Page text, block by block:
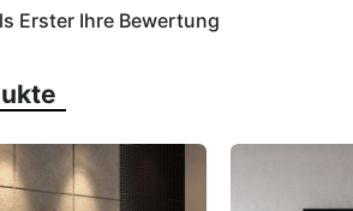
Erster Ihre Bewertung